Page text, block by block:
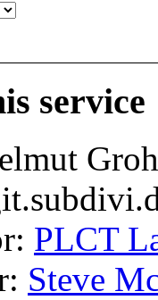
service
PLCT
Steve